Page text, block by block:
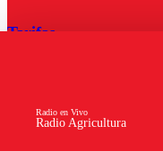
Radio Agricultura
Radio en Vivo
Tarifas